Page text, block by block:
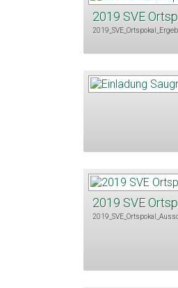
2019 SVE
2019 SVE